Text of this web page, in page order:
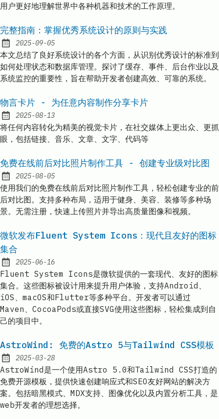
用户更好地理解世界中各种机器和技术的工作原理。
完整指南：掌握优秀系统设计的原则与实践
Published:
2025-09-05
本文总结了良好系统设计的各个方面，从识别优秀设计的标准到
如何处理状态和数据库管理。探讨了缓存、事件、后台作业以及
系统监控的重要性，旨在帮助开发者创建高效、可靠的系统。
物言卡片 - 为任意内容制作分享卡片
Published:
2025-08-13
将任何内容转化为精美的视觉卡片，在社交媒体上更出众、更抓
眼，包括链接、音乐、文章、文字、代码等
免费在线前后对比照片制作工具 - 创建专业级对比图
Published:
2025-08-05
使用我们的免费在线前后对比照片制作工具，轻松创建专业的前
后对比图。支持多种布局，适用于健身、美容、装修等多种场
景。无需注册，快速上传照片并导出高质量图像和视频。
微软发布Fluent System Icons：现代且友好的图标
集合
Published:
2025-06-16
Fluent System Icons是微软提供的一套现代、友好的图标
集合。这些图标被设计用来提升用户体验，支持Android、
iOS、macOS和Flutter等多种平台。开发者可以通过
Maven、CocoaPods或直接SVG使用这些图标，轻松集成到自
己的项目中。
AstroWind: 免费的Astro 5与Tailwind CSS模板
Published:
2025-03-28
AstroWind是一个使用Astro 5.0和Tailwind CSS打造的
免费开源模板，提供快速创建响应式和SEO友好网站的解决方
案。包括暗黑模式、MDX支持、图像优化以及内置分析工具，是
web开发者的理想选择。